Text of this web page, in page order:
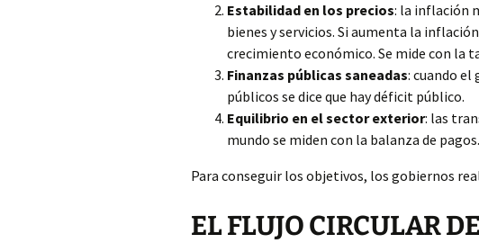
Estabilidad en los precios: la inflación
bienes y servicios. Si aumenta la
crecimiento económico. Se mide con la
Finanzas públicas saneadas: cuando el
públicos se dice que hay déficit público.
Equilibrio en el sector exterior: las
mundo se miden con la balanza de
Para conseguir los objetivos, los gobiernos
EL FLUJO CIRCULAR